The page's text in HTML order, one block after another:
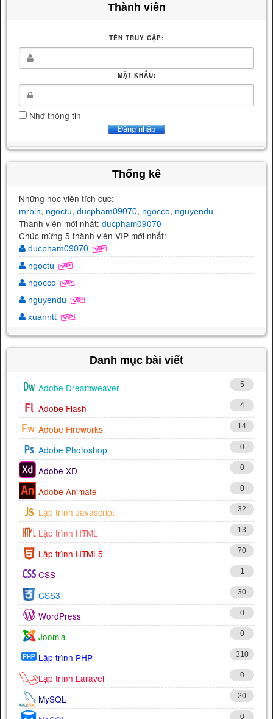
Thành viên
TÊN TRUY CẬP:
MẬT KHẨU:
Nhớ thông tin
Thống kê
Những học viên tích cực:
mrbin, ngoctu, ducpham09070, ngocco, nguyendu
Thành viên mới nhất: ducpham09070
Chúc mừng 5 thành viên VIP mới nhất:
ducpham09070
ngoctu
ngocco
nguyendu
xuanntt
Danh mục bài viết
Adobe Dreamweaver 5
Adobe Flash 4
Adobe Fireworks 14
Adobe Photoshop 0
Adobe XD 0
Adobe Animate 0
Lập trình Javascript 32
Lập trình HTML 13
Lập trình HTML5 70
CSS 1
CSS3 30
WordPress 0
Joomla 0
Lập trình PHP 310
Lập trình Laravel 0
MySQL 20
0